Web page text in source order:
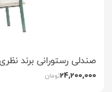
صندلی رستورانی برند
24,200,000تومان